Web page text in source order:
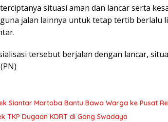
situasi aman dan lancar serta
jalan lainnya untuk tetap tertib berlalu
tersebut berjalan dengan lancar,
Siantar Martoba Bantu Bawa Warga ke Pusat
TKP Dugaan KDRT di Gang Swadaya